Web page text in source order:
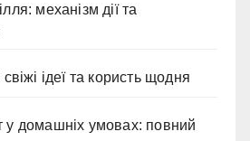
механізм дії та
ідеї та користь щодня
у домашніх умовах: повний